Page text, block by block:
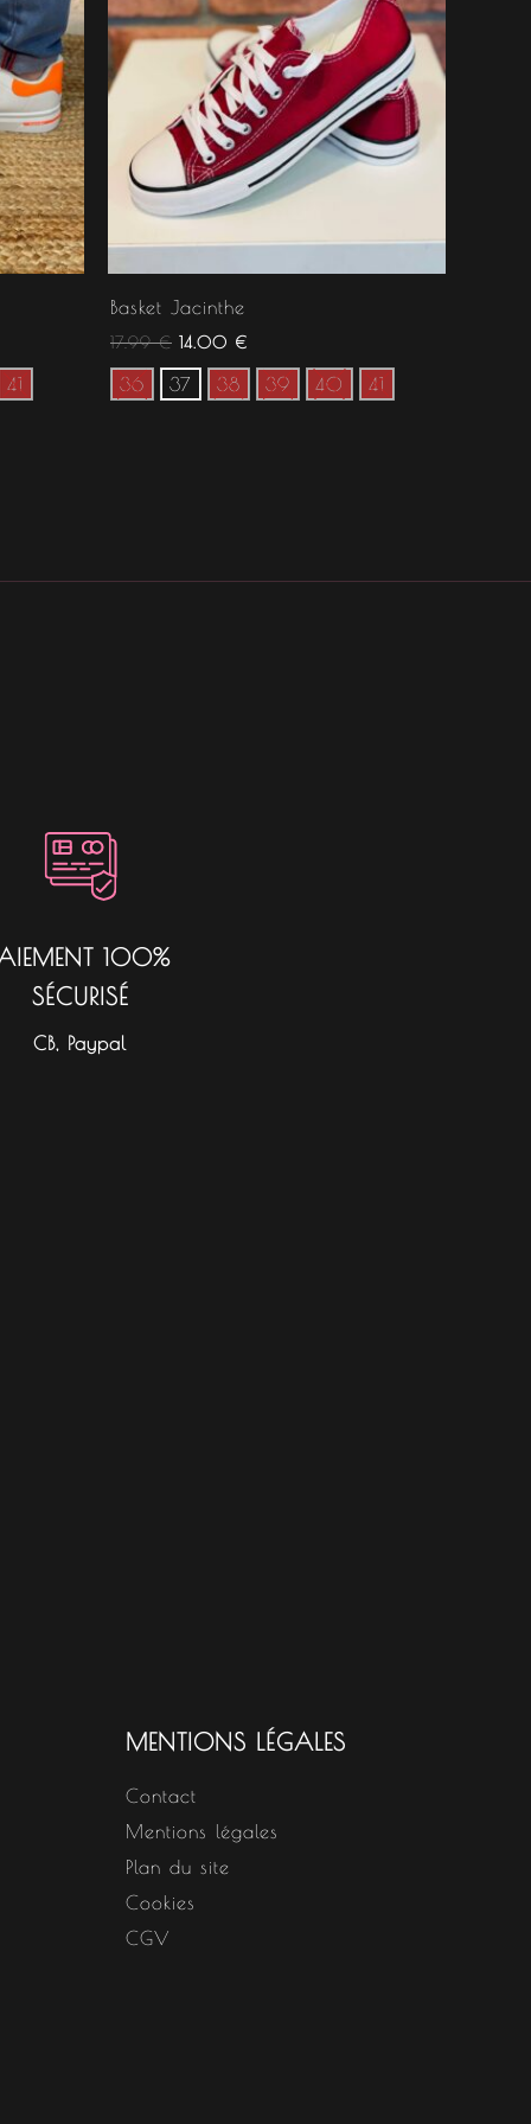
41
Basket Jacinthe
17.99€ 14.00 €
36 37 38 39 40 41
100%
SÉCURISÉ
CB, Paypal
MENTIONS LÉGALES
Contact
Mentions légales
Plan du site
Cookies
CGV